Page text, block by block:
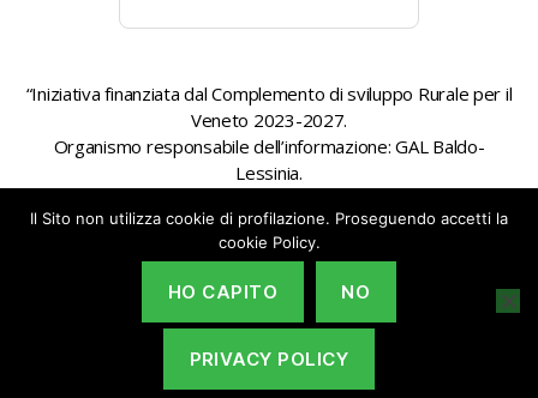
“Iniziativa finanziata dal Complemento di sviluppo Rurale per il
Veneto 2023-2027.
Organismo responsabile dell’informazione: GAL Baldo-
Lessinia.
Bonifica e Irrigazione”
GAL Baldo-Lessina
Il Sito non utilizza cookie di profilazione. Proseguendo accetti la
cookie Policy.
HO CAPITO NO
PRIVACY POLICY